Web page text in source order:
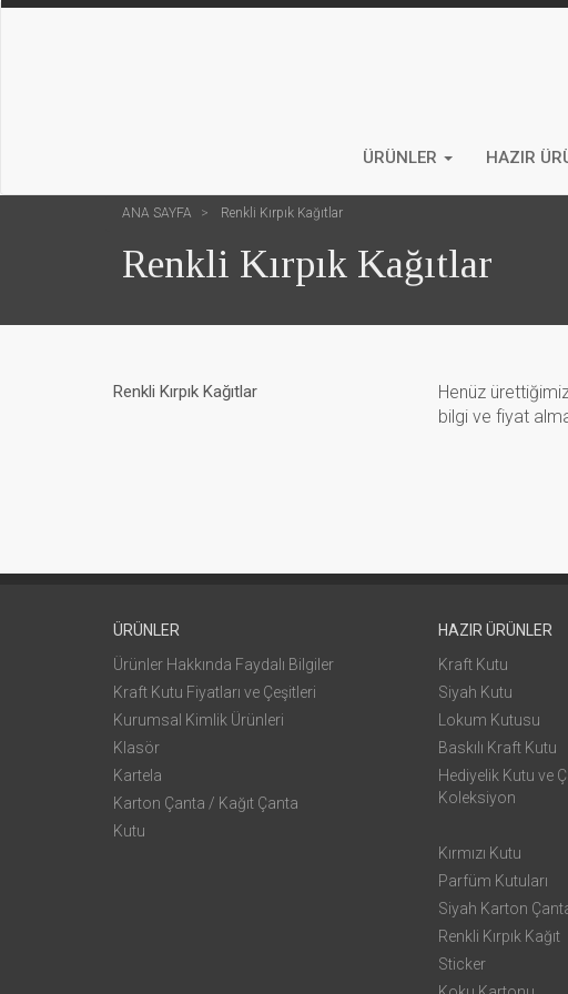
ÜRÜNLER HAZIR
ANA SAYFA Renkli Kırpık Kağıtlar
Renkli Kırpık Kağıtlar
Renkli Kırpık Kağıtlar Henüz
bilgi ve fiyat
ÜRÜNLER
Ürünler Hakkında Faydalı Bilgiler
Kraft Kutu Fiyatları ve Çeşitleri
Kurumsal Kimlik Ürünleri
Klasör
Kartela
Karton Çanta / Kağıt Çanta
Kutu
HAZIR ÜRÜNLER
Kraft Kutu
Siyah Kutu
Lokum Kutusu
Baskılı Kraft Kutu
Hediyelik Kutu ve
Koleksiyon
Kırmızı Kutu
Parfüm Kutuları
Siyah Karton
Renkli Kırpık Kağıt
Sticker